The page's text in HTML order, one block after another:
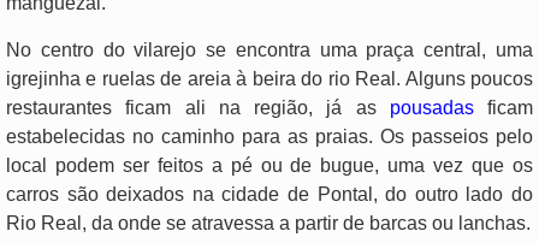
No centro do vilarejo se encontra uma praça central, uma
igrejinha e ruelas de areia à beira do rio Real. Alguns poucos
restaurantes ficam ali na região, já as pousadasficam
estabelecidas no caminho para as praias. Os passeios pelo
local podem ser feitos a pé ou de bugue, uma vez que os
carros são deixados na cidade de Pontal, do outro lado do
Rio Real, da onde se atravessa a partir de barcas ou lanchas.